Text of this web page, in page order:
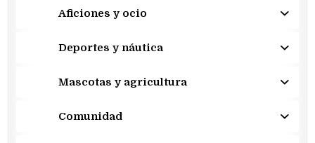
Aficiones y ocio
Deportes y náutica
Mascotas y agricultura
Comunidad